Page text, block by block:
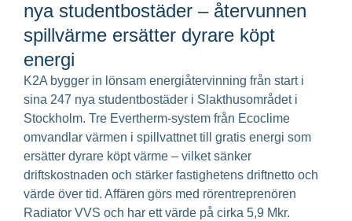
nya studentbostäder – återvunnen
spillvärme ersätter dyrare köpt
energi
K2A bygger in lönsam energiåtervinning från start i
sina 247 nya studentbostäder i Slakthusområdet i
Stockholm. Tre Evertherm-system från Ecoclime
omvandlar värmen i spillvattnet till gratis energi som
ersätter dyrare köpt värme – vilket sänker
driftskostnaden och stärker fastighetens driftnetto och
värde över tid. Affären görs med rörentreprenören
Radiator VVS och har ett värde på cirka 5,9 Mkr.